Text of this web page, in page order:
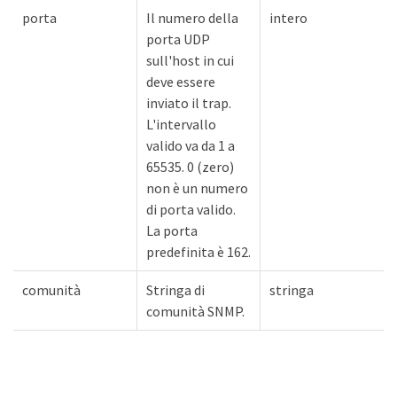
porta
Il numero della
porta UDP
sull'host in cui
deve essere
inviato il trap.
L'intervallo
valido va da 1 a
65535. 0 (zero)
non è un numero
di porta valido.
La porta
predefinita è 162.
intero
comunità
Stringa di
comunità SNMP.
stringa